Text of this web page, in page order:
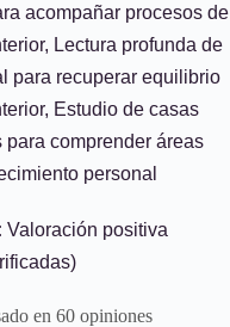
acompañar procesos de
Lectura profunda de
para recuperar equilibrio
Estudio de casas
para comprender áreas
personal
Valoración positiva
en 60 opiniones